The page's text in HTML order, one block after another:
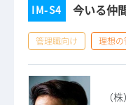
IM-S4 今いる仲
管理職向け 理想の